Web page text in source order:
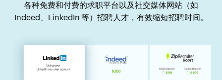
各种免费和付费的求职平台以及社交媒体网站（如
Indeed、LinkedIn 等）招聘人才，有效缩短招聘时间。